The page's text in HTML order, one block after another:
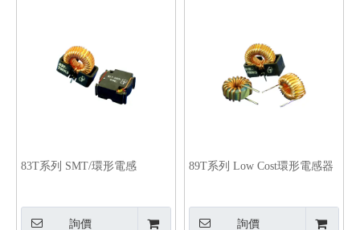
83T系列 SMT/環形電感
詢價
89T系列 Low Cost環形電感器
詢價